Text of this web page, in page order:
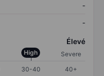
-
-
Élevé
High
Severe
30-40 40+